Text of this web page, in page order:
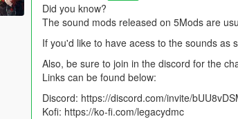
Did you know?
The sound mods released on 5Mods are
If you'd like to have acess to the sounds as
Also, be sure to join in the discord for the
Links can be found below:
Discord: https://discord.com/invite/
Kofi: https://ko-fi.com/legacydmc